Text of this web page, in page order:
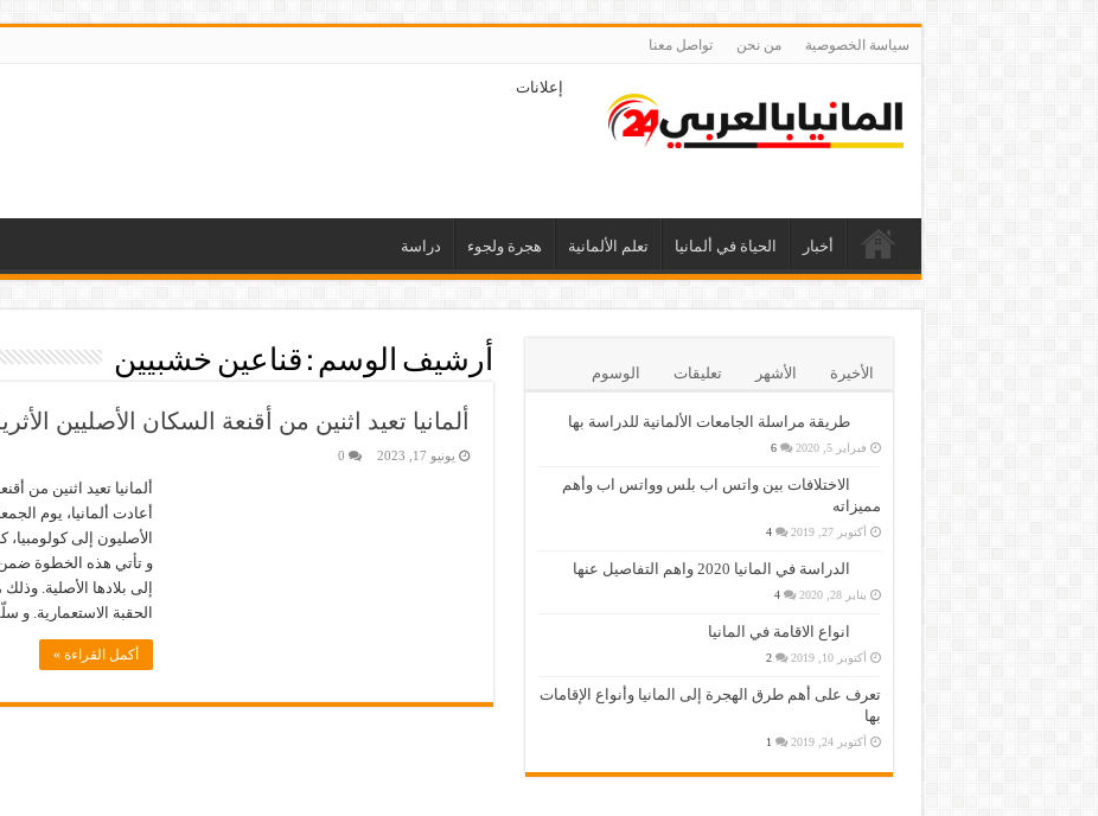
سياسة الخصوصية من نحن تواصل معنا
إعلانات
أخبار الحياة في ألمانيا تعلم الألمانية هجرة ولجوء دراسة
أرشيف الوسم : قناعين خشبيين
ألمانيا تعيد اثنين من أقنعة السكان الأصليين
يونيو 17, 2023 0
ألمانيا تعيد اثنين من
أعادت ألمانيا، يوم
الأصليون إلى
و تأتي هذه الخطوة ضمن
إلى بلادها الأصلية.
الحقبة الاستعمارية. و
أكمل القراءة »
الأخيرة الأشهر تعليقات الوسوم
طريقة مراسلة الجامعات الألمانية للدراسة بها
فبراير 5, 2020 6
الاختلافات بين واتس اب بلس وواتس اب وأهم
مميزاته
أكتوبر 27, 2019 4
الدراسة في المانيا 2020 واهم التفاصيل عنها
يناير 28, 2020 4
انواع الاقامة في المانيا
أكتوبر 10, 2019 2
تعرف على أهم طرق الهجرة إلى المانيا وأنواع الإقامات
بها
أكتوبر 24, 2019 1